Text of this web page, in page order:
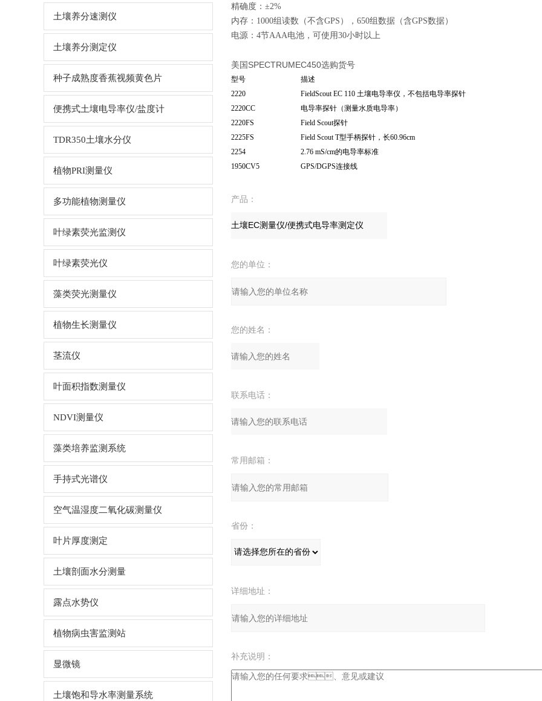
土壤养分速测仪
土壤养分测定仪
种子成熟度香蕉视频黄色片
便携式土壤电导率仪/盐度计
TDR350土壤水分仪
植物PRI测量仪
多功能植物测量仪
叶绿素荧光监测仪
叶绿素荧光仪
藻类荧光测量仪
植物生长测量仪
茎流仪
叶面积指数测量仪
NDVI测量仪
藻类培养监测系统
手持式光谱仪
空气温湿度二氧化碳测量仪
叶片厚度测定
土壤剖面水分测量
露点水势仪
植物病虫害监测站
显微镜
土壤饱和导水率测量系统
精确度：±2%
内存：1000组读数（不含GPS），650组数据（含GPS数据）
电源：4节AAA电池，可使用30小时以上
美国SPECTRUMEC450选购货号
型号
描述
2220
FieldScout EC 110 土壤电导率仪，不包括电导率探针
2220CC
电导率探针（测量水质电导率）
2220FS
Field Scout探针
2225FS
Field Scout T型手柄探针，长60.96cm
2254
2.76 mS/cm的电导率标准
1950CV5
GPS/DGPS连接线
产品：
您的单位：
您的姓名：
联系电话：
常用邮箱：
省份：
详细地址：
补充说明：